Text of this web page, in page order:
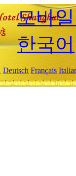
모바
한국어
Deutsch Français